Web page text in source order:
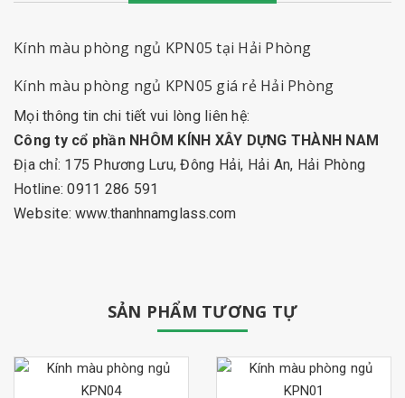
Kính màu phòng ngủ KPN05 tại Hải Phòng
Kính màu phòng ngủ KPN05 giá rẻ Hải Phòng
Mọi thông tin chi tiết vui lòng liên hệ:
Công ty cổ phần NHÔM KÍNH XÂY DỰNG THÀNH NAM
Địa chỉ: 175 Phương Lưu, Đông Hải, Hải An, Hải Phòng
Hotline: 0911 286 591
Website:www.thanhnamglass.com
SẢN PHẨM TƯƠNG TỰ